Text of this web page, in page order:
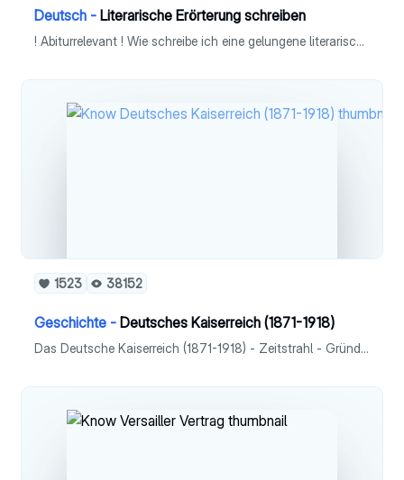
Deutsch - Literarische Erörterung schreiben
! Abiturrelevant ! Wie schreibe ich eine gelungene literarische Erörterung auf hohem Niveau?
1523 38152
Geschichte - Deutsches Kaiserreich (1871-1918)
Das Deutsche Kaiserreich (1871-1918) - Zeitstrahl - Gründung & Verfassung - Bismarck - Zuckerbrot & Peitsche - Sozialistengesetz - Parteien - Gesellschaft - Wilhelm II. - Erster Weltkrieg - Kriegsschuldfrage - Versailler Vertrag